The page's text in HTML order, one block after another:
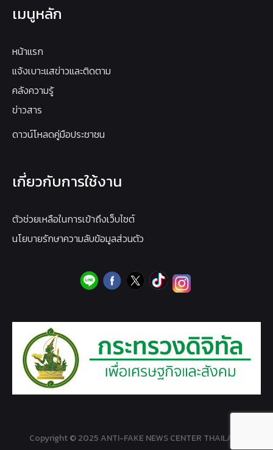
เมนูหลัก
หน้าแรก
แจ้งเบาะแสข่าวและติดตาม
คลังความรู้
ข่าวสาร
ดาวน์โหลดคู่มือประชาชน
เกี่ยวกับการใช้งาน
ตัวช่วยเหลือในการเข้าถึงเว็บไซต์
นโยบายรักษาความลับข้อมูลส่วนตัว
Copyright © 2025 ANTI-FAKE NEWS CENTER THAILAND